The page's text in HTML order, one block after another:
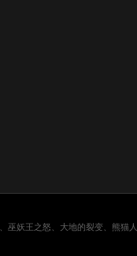
巫妖王之怒、大地的裂变、熊猫